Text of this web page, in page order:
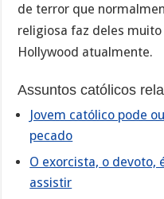
de terror que
religiosa faz deles
Hollywood atualmente.
Assuntos católicos
Jovem católico pode
pecado
O exorcista, o devoto,
assistir